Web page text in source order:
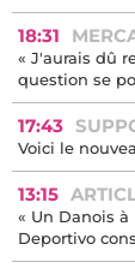
18:31
« J'aurais dû
question se
17:43
Voici le
13:15
« Un Danois
Deportivo